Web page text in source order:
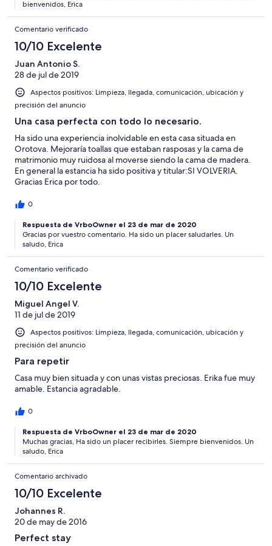
bienvenidos, Erica
Comentario verificado
10/10 Excelente
Juan Antonio S.
28 de jul de 2019
Aspectos positivos: Limpieza, llegada, comunicación, ubicación y
precisión del anuncio
Una casa perfecta con todo lo necesario.
Ha sido una experiencia inolvidable en esta casa situada en
Orotova. Mejoraría toallas que estaban rasposas y la cama de
matrimonio muy ruidosa al moverse siendo la cama de madera.
En general la estancia ha sido positiva y titular:SI VOLVERIA.
Gracias Erica por todo.
0
Respuesta de VrboOwner el 23 de mar de 2020
Gracias por vuestro comentario. Ha sido un placer saludarles. Un
saludo, Erica
Comentario verificado
10/10 Excelente
Miguel Angel V.
11 de jul de 2019
Aspectos positivos: Limpieza, llegada, comunicación, ubicación y
precisión del anuncio
Para repetir
Casa muy bien situada y con unas vistas preciosas. Erika fue muy
amable. Estancia agradable.
0
Respuesta de VrboOwner el 23 de mar de 2020
Muchas gracias, Ha sido un placer recibirles. Siempre bienvenidos. Un
saludo, Erica
Comentario archivado
10/10 Excelente
Johannes R.
20 de may de 2016
Perfect stay